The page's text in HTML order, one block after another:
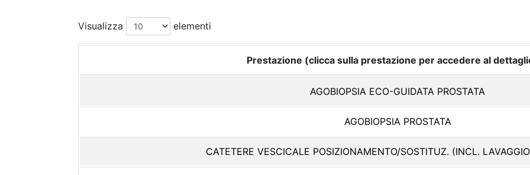
Visualizza elementi
Prestazione (clicca sulla prestazione per accedere al
AGOBIOPSIA ECO-GUIDATA PROSTATA
AGOBIOPSIA PROSTATA
CATETERE VESCICALE POSIZIONAMENTO/SOSTITUZ. (INCL.